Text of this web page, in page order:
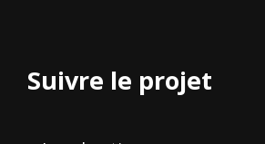
Suivre le projet